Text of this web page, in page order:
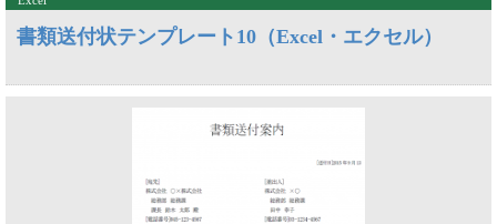
書類送付状テンプレート10（Excel・エクセル）